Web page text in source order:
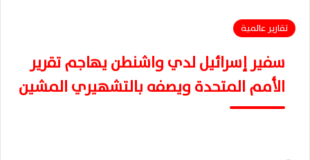
تقارير عالمية
سفير إسرائيل لدي واشنطن يهاجم تقرير
الأمم المتحدة ويصفه بالتشهيري المشين